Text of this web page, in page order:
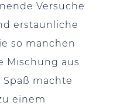
Versuche
erstaunliche
so manchen
Mischung aus
Spaß machte
einem